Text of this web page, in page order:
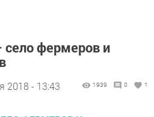
село фермеров и
2018 - 13:43 1939 0 1